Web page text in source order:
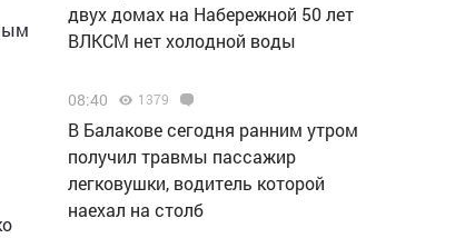
двух домах на Набережной 50 лет
ВЛКСМ нет холодной воды
08:40 1379
В Балакове сегодня ранним утром
получил травмы пассажир
легковушки, водитель которой
наехал на столб